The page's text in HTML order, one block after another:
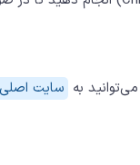
به سایت